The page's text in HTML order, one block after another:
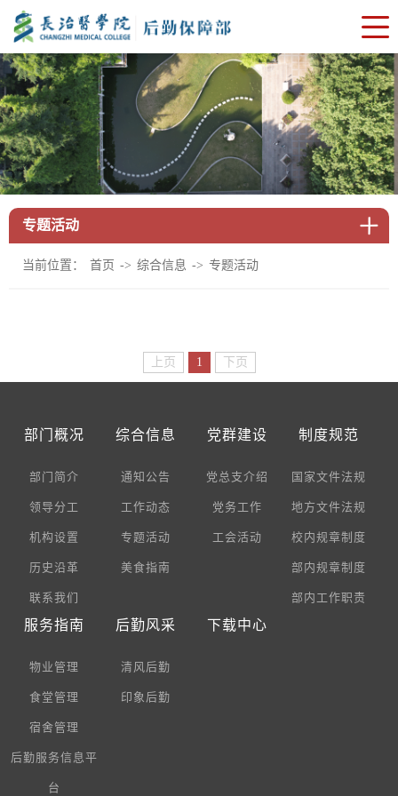
专题活动
当前位置： 首页 -> 综合信息 -> 专题活动
上页 1 下页
部门概况
部门简介
领导分工
机构设置
历史沿革
联系我们
综合信息
通知公告
工作动态
专题活动
美食指南
党群建设
党总支介绍
党务工作
工会活动
制度规范
国家文件法规
地方文件法规
校内规章制度
部内规章制度
部内工作职责
服务指南
物业管理
食堂管理
宿舍管理
后勤服务信息平
台
后勤风采
清风后勤
印象后勤
下载中心